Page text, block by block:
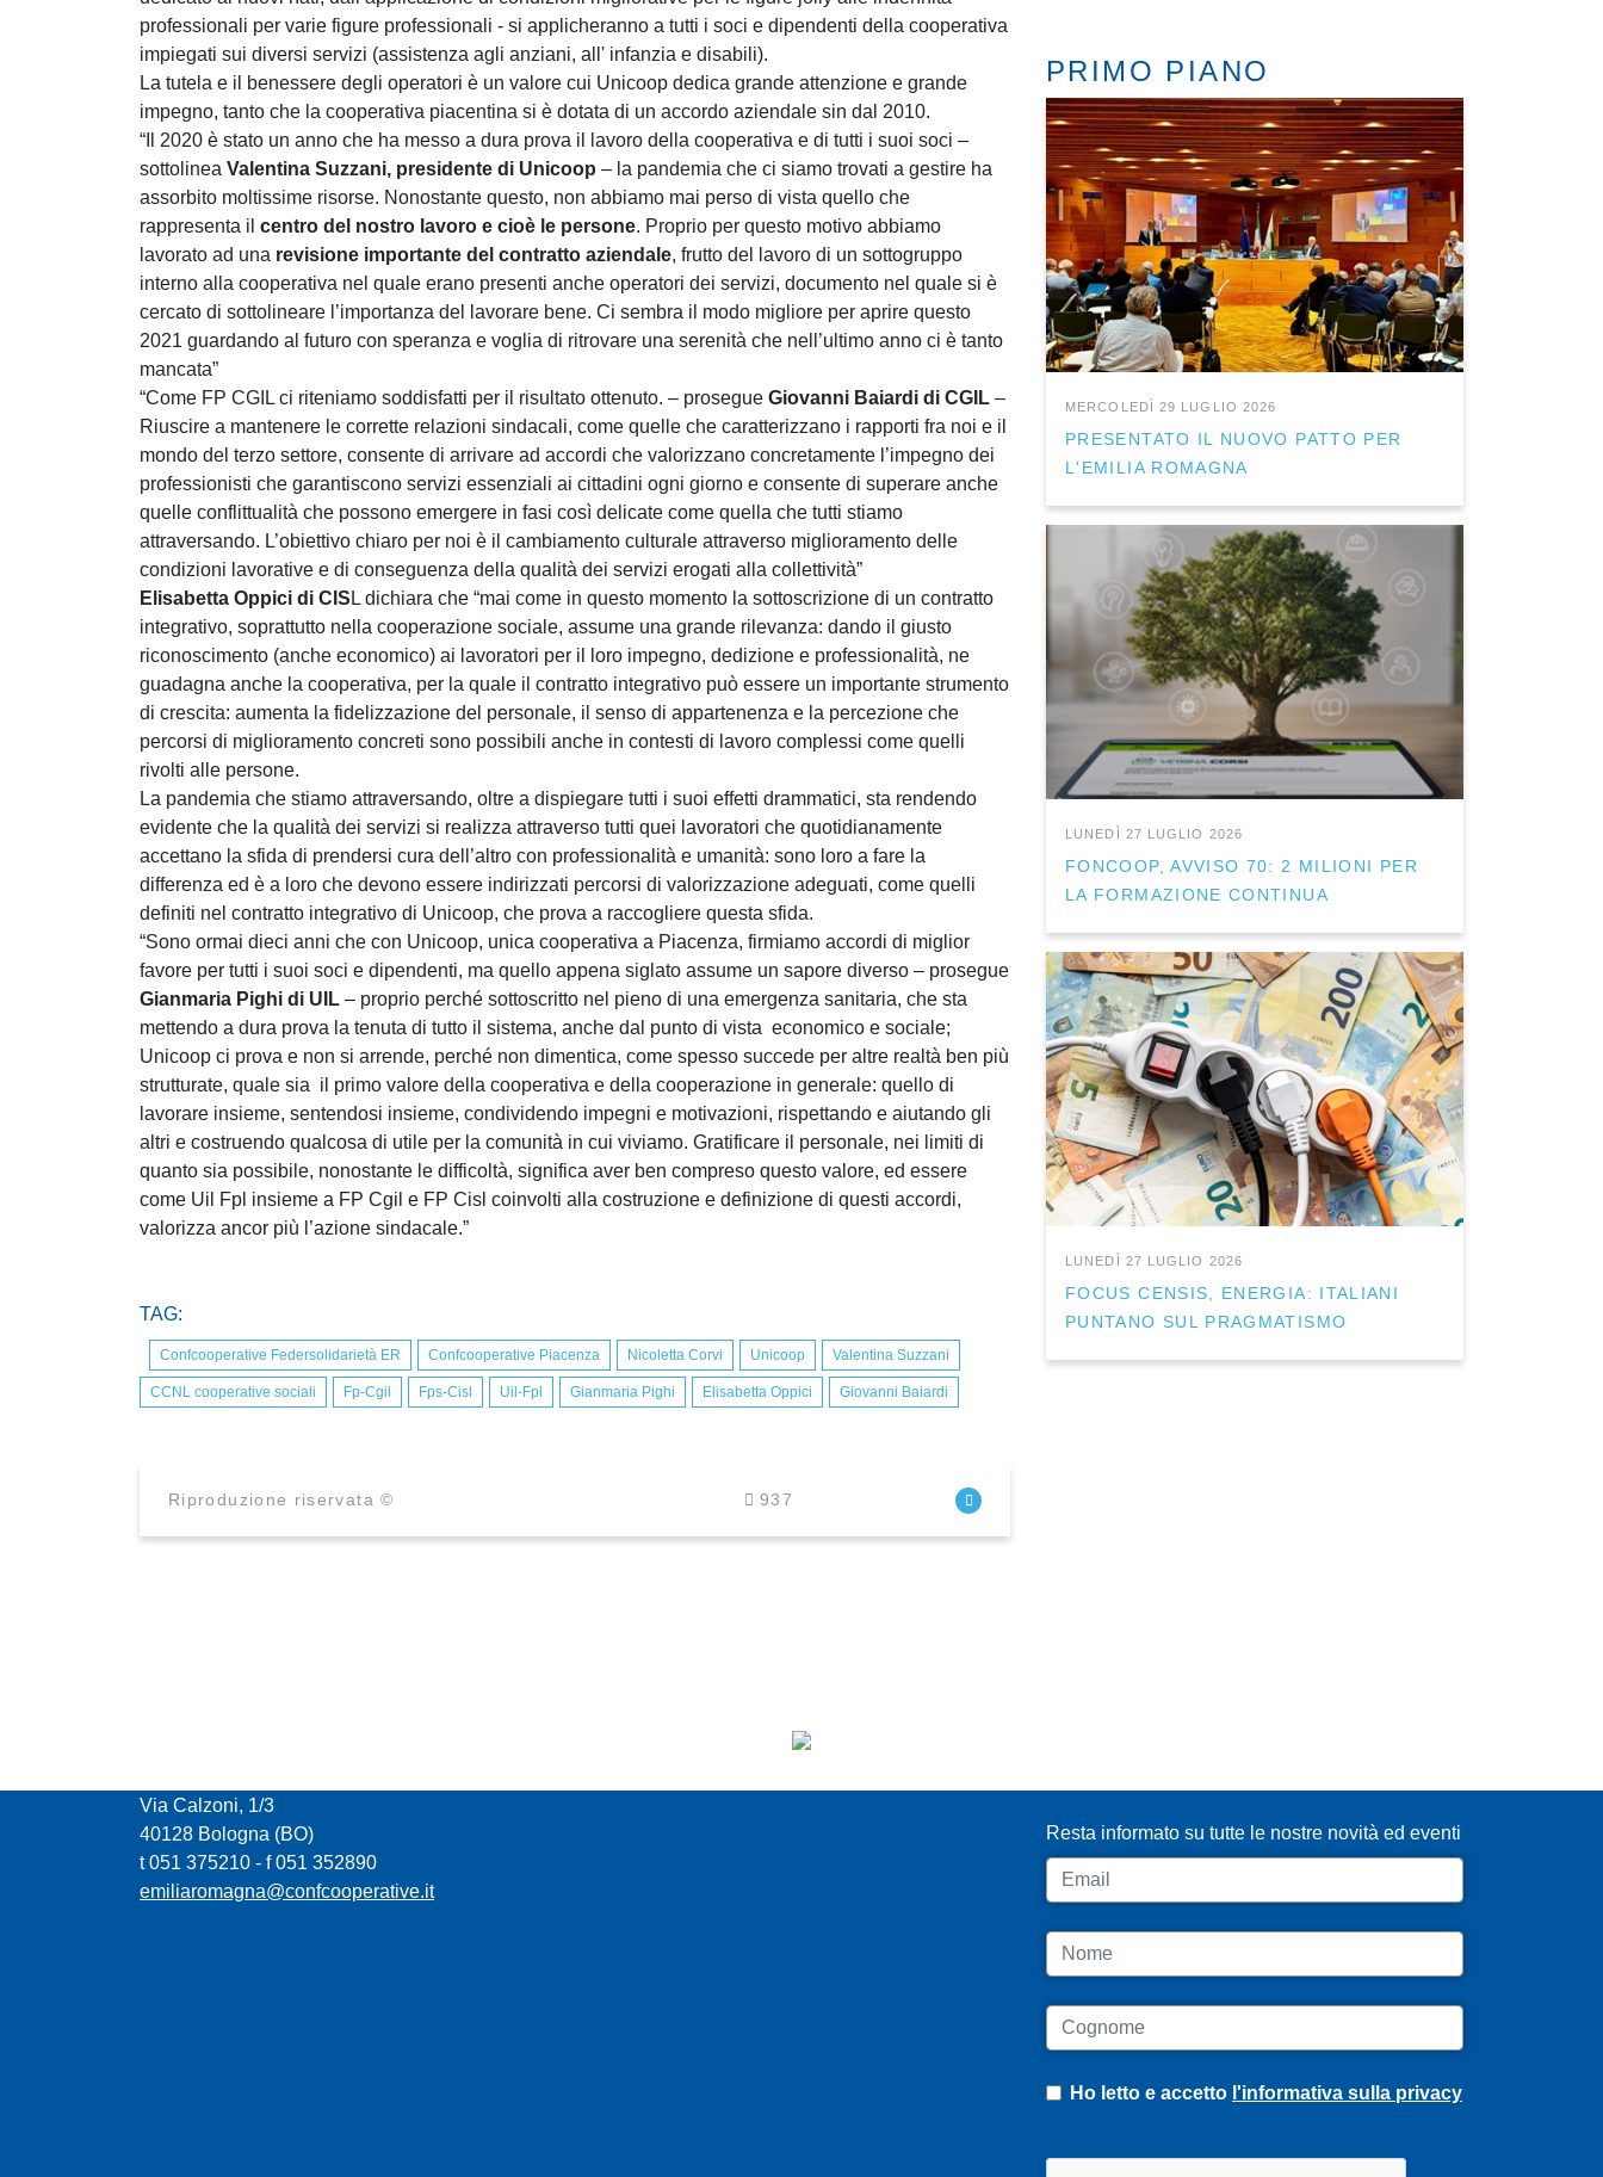
professionali per varie figure professionali - si applicheranno a tutti i soci e dipendenti della cooperativa
impiegati sui diversi servizi (assistenza agli anziani, all' infanzia e disabili).
La tutela e il benessere degli operatori è un valore cui Unicoop dedica grande attenzione e grande
impegno, tanto che la cooperativa piacentina si è dotata di un accordo aziendale sin dal 2010.
“Il 2020 è stato un anno che ha messo a dura prova il lavoro della cooperativa e di tutti i suoi soci –
sottolinea Valentina Suzzani, presidente di Unicoop – la pandemia che ci siamo trovati a gestire ha
assorbito moltissime risorse. Nonostante questo, non abbiamo mai perso di vista quello che
rappresenta il centro del nostro lavoro e cioè le persone. Proprio per questo motivo abbiamo
lavorato ad una revisione importante del contratto aziendale, frutto del lavoro di un sottogruppo
interno alla cooperativa nel quale erano presenti anche operatori dei servizi, documento nel quale si è
cercato di sottolineare l’importanza del lavorare bene. Ci sembra il modo migliore per aprire questo
2021 guardando al futuro con speranza e voglia di ritrovare una serenità che nell’ultimo anno ci è tanto
mancata”
“Come FP CGIL ci riteniamo soddisfatti per il risultato ottenuto. – prosegue Giovanni Baiardi di CGIL –
Riuscire a mantenere le corrette relazioni sindacali, come quelle che caratterizzano i rapporti fra noi e il
mondo del terzo settore, consente di arrivare ad accordi che valorizzano concretamente l’impegno dei
professionisti che garantiscono servizi essenziali ai cittadini ogni giorno e consente di superare anche
quelle conflittualità che possono emergere in fasi così delicate come quella che tutti stiamo
attraversando. L’obiettivo chiaro per noi è il cambiamento culturale attraverso miglioramento delle
condizioni lavorative e di conseguenza della qualità dei servizi erogati alla collettività”
Elisabetta Oppici di CIS L dichiara che “mai come in questo momento la sottoscrizione di un contratto
integrativo, soprattutto nella cooperazione sociale, assume una grande rilevanza: dando il giusto
riconoscimento (anche economico) ai lavoratori per il loro impegno, dedizione e professionalità, ne
guadagna anche la cooperativa, per la quale il contratto integrativo può essere un importante strumento
di crescita: aumenta la fidelizzazione del personale, il senso di appartenenza e la percezione che
percorsi di miglioramento concreti sono possibili anche in contesti di lavoro complessi come quelli
rivolti alle persone.
La pandemia che stiamo attraversando, oltre a dispiegare tutti i suoi effetti drammatici, sta rendendo
evidente che la qualità dei servizi si realizza attraverso tutti quei lavoratori che quotidianamente
accettano la sfida di prendersi cura dell’altro con professionalità e umanità: sono loro a fare la
differenza ed è a loro che devono essere indirizzati percorsi di valorizzazione adeguati, come quelli
definiti nel contratto integrativo di Unicoop, che prova a raccogliere questa sfida.
“Sono ormai dieci anni che con Unicoop, unica cooperativa a Piacenza, firmiamo accordi di miglior
favore per tutti i suoi soci e dipendenti, ma quello appena siglato assume un sapore diverso – prosegue
Gianmaria Pighi di UIL – proprio perché sottoscritto nel pieno di una emergenza sanitaria, che sta
mettendo a dura prova la tenuta di tutto il sistema, anche dal punto di vista economico e sociale;
Unicoop ci prova e non si arrende, perché non dimentica, come spesso succede per altre realtà ben più
strutturate, quale sia il primo valore della cooperativa e della cooperazione in generale: quello di
lavorare insieme, sentendosi insieme, condividendo impegni e motivazioni, rispettando e aiutando gli
altri e costruendo qualcosa di utile per la comunità in cui viviamo. Gratificare il personale, nei limiti di
quanto sia possibile, nonostante le difficoltà, significa aver ben compreso questo valore, ed essere
come Uil Fpl insieme a FP Cgil e FP Cisl coinvolti alla costruzione e definizione di questi accordi,
valorizza ancor più l’azione sindacale.”
TAG:
Confcooperative Federsolidarietà ER Confcooperative Piacenza Nicoletta Corvi Unicoop Valentina Suzzani
CCNL cooperative sociali Fp-Cgil Fps-Cisl Uil-Fpl Gianmaria Pighi Elisabetta Oppici Giovanni Baiardi
Riproduzione riservata © 937
PRIMO PIANO
MERCOLEDÌ 29 LUGLIO 2026
PRESENTATO IL NUOVO PATTO PER
L'EMILIA ROMAGNA
LUNEDÌ 27 LUGLIO 2026
FONCOOP, AVVISO 70: 2 MILIONI PER
LA FORMAZIONE CONTINUA
LUNEDÌ 27 LUGLIO 2026
FOCUS CENSIS, ENERGIA: ITALIANI
PUNTANO SUL PRAGMATISMO
Resta informato su tutte le nostre novità ed eventi
Email
Nome
Cognome
Ho letto e accetto l'informativa sulla privacy
Via Calzoni, 1/3
40128 Bologna (BO)
t 051 375210 - f 051 352890
emiliaromagna@confcooperative.it